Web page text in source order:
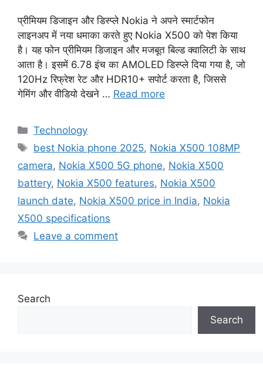
प्रीमियम डिजाइन और डिस्प्ले Nokia ने अपने स्मार्टफोन
लाइनअप में नया धमाका करते हुए Nokia X500 को पेश किया
है। यह फोन प्रीमियम डिजाइन और मजबूत बिल्ड क्वालिटी के साथ
आता है। इसमें 6.78 इंच का AMOLED डिस्प्ले दिया गया है, जो
120Hz रिफ्रेश रेट और HDR10+ सपोर्ट करता है, जिससे
गेमिंग और वीडियो देखने … Read more
Categories
Technology
Tags
best Nokia phone 2025, Nokia X500 108MP
camera, Nokia X500 5G phone, Nokia X500
battery, Nokia X500 features, Nokia X500
launch date, Nokia X500 price in India, Nokia
X500 specifications
Leave a comment
Search
Search